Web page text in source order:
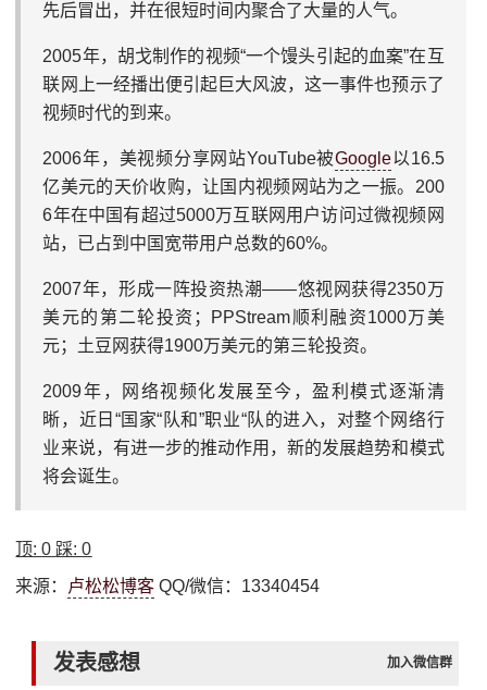
先后冒出，并在很短时间内聚合了大量的人气。
2005年，胡戈制作的视频“一个馒头引起的血案”在互
联网上一经播出便引起巨大风波，这一事件也预示了
视频时代的到来。
2006年，美视频分享网站YouTube被Google以16.5
亿美元的天价收购，让国内视频网站为之一振。200
6年在中国有超过5000万互联网用户访问过微视频网
站，已占到中国宽带用户总数的60%。
2007年，形成一阵投资热潮——悠视网获得2350万
美元的第二轮投资；PPStream顺利融资1000万美
元；土豆网获得1900万美元的第三轮投资。
2009年，网络视频化发展至今，盈利模式逐渐清
晰，近日“国家“队和”职业“队的进入，对整个网络行
业来说，有进一步的推动作用，新的发展趋势和模式
将会诞生。
顶:0 踩:0
来源： 卢松松博客 QQ/微信：13340454
发表感想 加入微信群